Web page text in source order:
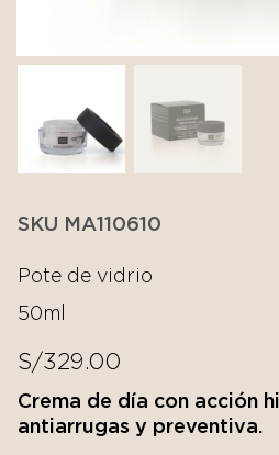
SKU MA110610
Pote de vidrio
50ml
S/329.00
Crema de día con acción
antiarrugas y preventiva.